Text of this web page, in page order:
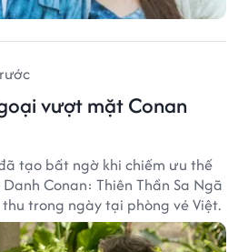
vượt mặt Conan
tạo bất ngờ khi chiếm ưu thế
Conan: Thiên Thần Sa Ngã
trong ngày tại phòng vé Việt.